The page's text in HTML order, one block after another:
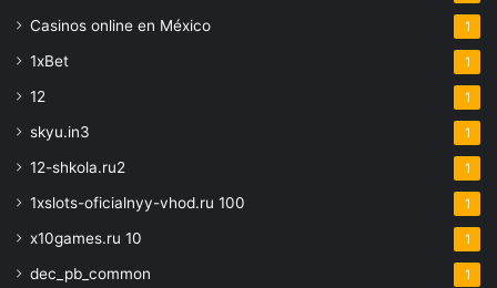
Casinos online en México 1
1xBet 1
12 1
skyu.in3 1
12-shkola.ru2 1
1xslots-oficialnyy-vhod.ru 100 1
x10games.ru 10 1
dec_pb_common 1